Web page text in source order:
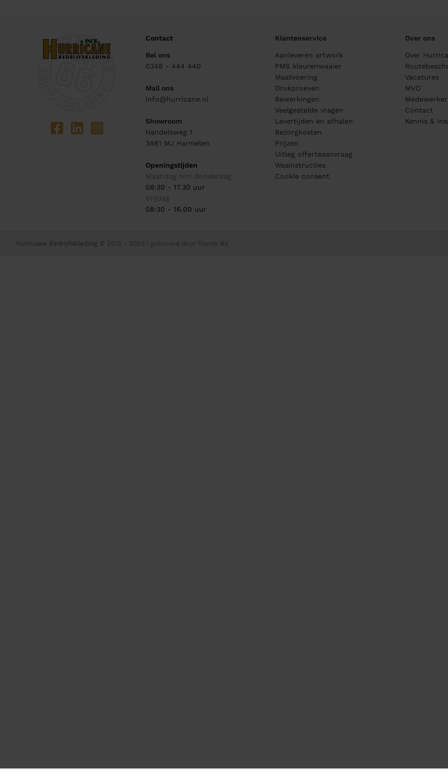
Contact
Bel ons
0348 - 444 440
Mail ons
info@hurricane.nl
Showroom
Handelsweg 1
3481 MJ Harmelen
Openingstijden
Maandag t/m donderdag
08:30 - 17.30 uur
Vrijdag
08:30 - 16.00 uur
Klantenservice
Aanleveren artwork
PMS kleurenwaaier
Maatvoering
Drukproeven
Bewerkingen
Veelgestelde vragen
Levertijden en afhalen
Bezorgkosten
Prijzen
Uitleg offerteaanvraag
Wasinstructies
Cookie consent
Over ons
Over
Vacatures
MVO
Contact
Kennis &
Hurricane Bedrijfskleding © 2013 - 2026 | gebouwd door flooris B.V.